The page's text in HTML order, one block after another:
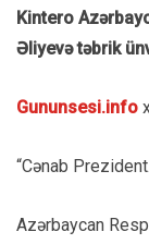
Kintero
Əliyevə təbrik
Gununsesi.info
“Cənab Prezident.
Azərbaycan